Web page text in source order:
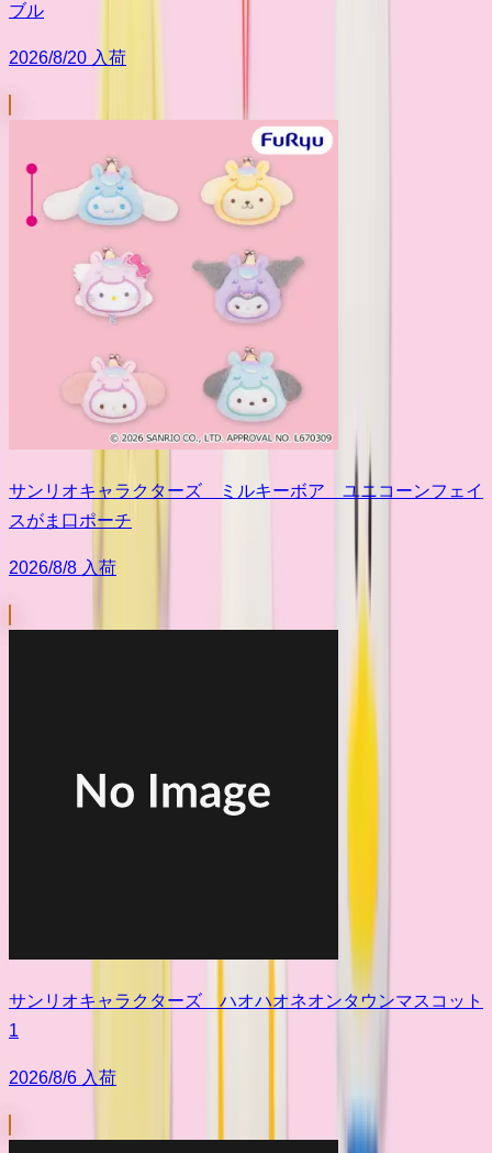
ブル
2026/8/20 入荷
サンリオキャラクターズ ミルキーボア ユニコーンフェイ
スがま口ポーチ
2026/8/8 入荷
サンリオキャラクターズ ハオハオネオンタウンマスコット
1
2026/8/6 入荷